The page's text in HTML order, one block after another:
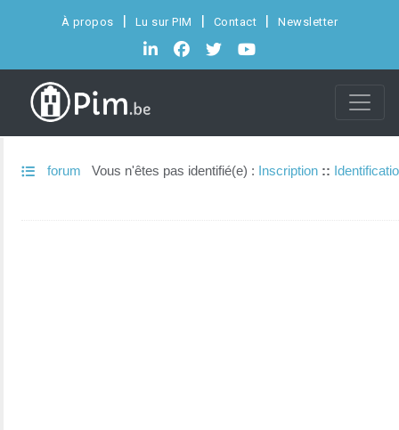
À propos Lu sur PIM Contact Newsletter
forum Vous n'êtes pas identifié(e) : Inscription ::